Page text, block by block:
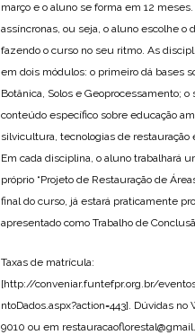
março e o aluno se forma em 12
assíncronas, ou seja, o aluno escolhe o
fazendo o curso no seu ritmo. As
em dois módulos: o primeiro dá bases
Botânica, Solos e Geoprocessamento;
conteúdo específico sobre educação
silvicultura, tecnologias de restauração
Em cada disciplina, o aluno trabalhará
próprio “Projeto de Restauração de
final do curso, já estará praticamente
apresentado como Trabalho de
Taxas de matrícula:
[http://conveniar.funtefpr.org.br/
ntoDados.aspx?action=443]. Dúvidas no
9010 ou em